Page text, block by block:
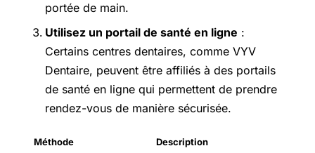
portée de main.
Utilisez un portail de santé en ligne :
Certains centres dentaires, comme VYV
Dentaire, peuvent être affiliés à des portails
de santé en ligne qui permettent de prendre
rendez-vous de manière sécurisée.
Méthode Description